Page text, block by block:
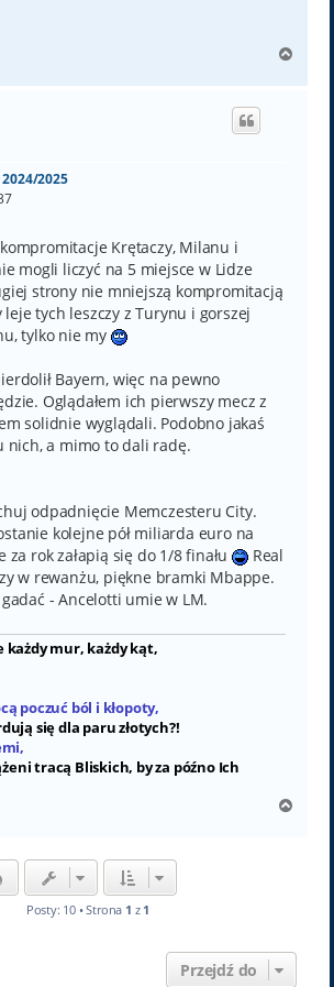
g
2025
kompromitacje Krętaczy, Milanu i
mogli liczyć na 5 miejsce w Lidze
strony nie mniejszą kompromitacją
leje tych leszczy z Turynu i gorszej
tylko nie my
Bayern, więc na pewno
Oglądałem ich pierwszy mecz z
solidnie wyglądali. Podobno jakaś
nich, a mimo to dali radę.
odpadnięcie Memczesteru City.
kolejne pół miliarda euro na
rok załapią się do 1/8 finału
Real
w rewanżu, piękne bramki Mbappe.
- Ancelotti umie w LM.
każdy mur, każdy kąt,
poczuć ból i kłopoty,
się dla paru złotych?!
tracą Bliskich, by za późno Ich
Posty: 10 • Strona 1 z 1
Przejdź do